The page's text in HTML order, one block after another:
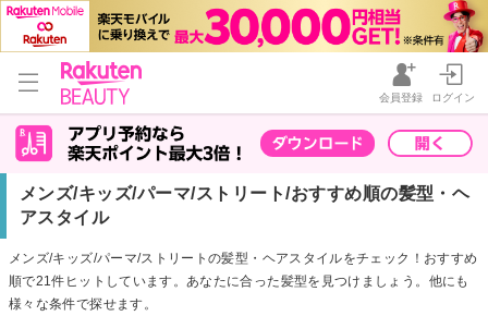
会員登録 ログイン
メンズ/キッズ/パーマ/ストリート/おすすめ順の髪型・ヘ
アスタイル
メンズ/キッズ/パーマ/ストリートの髪型・ヘアスタイルをチェック！おすすめ
順で21件ヒットしています。あなたに合った髪型を見つけましょう。他にも
様々な条件で探せます。